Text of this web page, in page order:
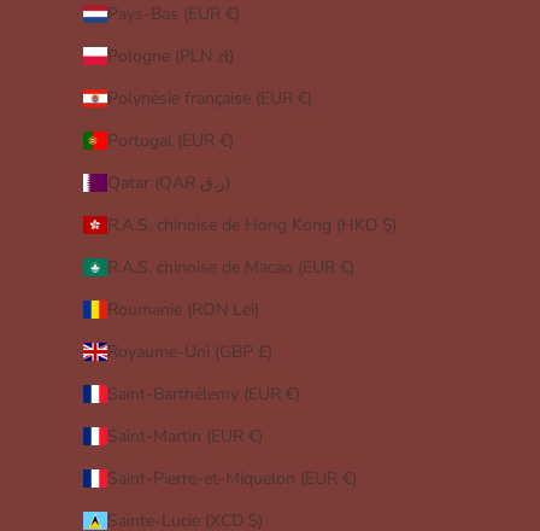
Pays-Bas (EUR €)
Pologne (PLN zł)
Polynésie française (EUR €)
Portugal (EUR €)
Qatar (QAR ر.ق)
R.A.S. chinoise de Hong Kong (HKD $)
R.A.S. chinoise de Macao (EUR €)
Roumanie (RON Lei)
Royaume-Uni (GBP £)
Saint-Barthélemy (EUR €)
Saint-Martin (EUR €)
Saint-Pierre-et-Miquelon (EUR €)
Sainte-Lucie (XCD $)